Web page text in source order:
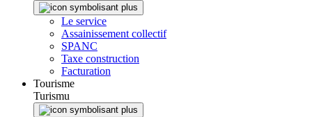
Le service
Assainissement collectif
SPANC
Taxe construction
Facturation
Tourisme
Turismu